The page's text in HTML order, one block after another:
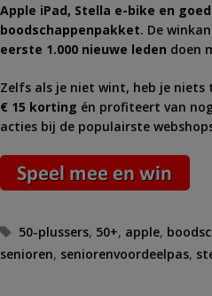
Apple iPad, Stella e-bike en
boodschappenpakket. De
eerste 1.000 nieuwe leden doen
Zelfs als je niet wint, heb je
€ 15 korting én profiteert van
acties bij de populairste
Tags
50-plussers, 50+, apple,
senioren, seniorenvoordeelpas,